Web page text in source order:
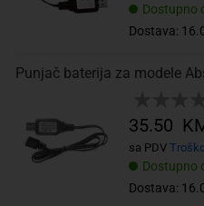
Dostupno
Dostava:
Punjač baterija za modele
Dostupno
Dostava:
35.50
sa PDV